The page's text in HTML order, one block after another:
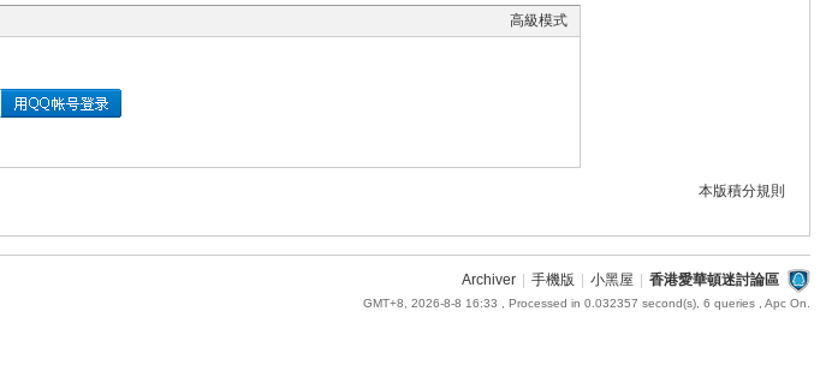
高級模式
本版積分規則
Archiver 手機版 小黑屋 香港愛華頓迷討論區
GMT+8, 2026-8-8 16:33 , Processed in 0.032357 second(s), 6 queries , Apc On.